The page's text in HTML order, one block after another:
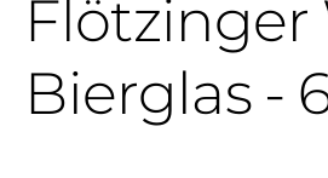
Bierglas -